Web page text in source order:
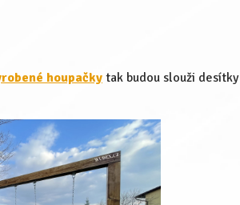
houpačkytak budou slouži